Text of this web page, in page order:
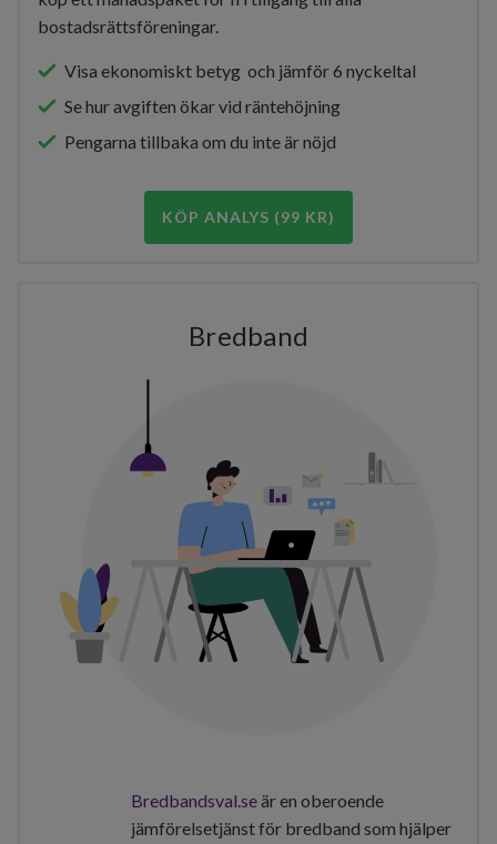
bostadsrättsföreningar.
Visa ekonomiskt betyg och jämför 6 nyckeltal
Se hur avgiften ökar vid räntehöjning
Pengarna tillbaka om du inte är nöjd
KÖP ANALYS (99 KR)
Bredband
Bredbandsval.seär en oberoende
jämförelsetjänst för bredband som hjälper